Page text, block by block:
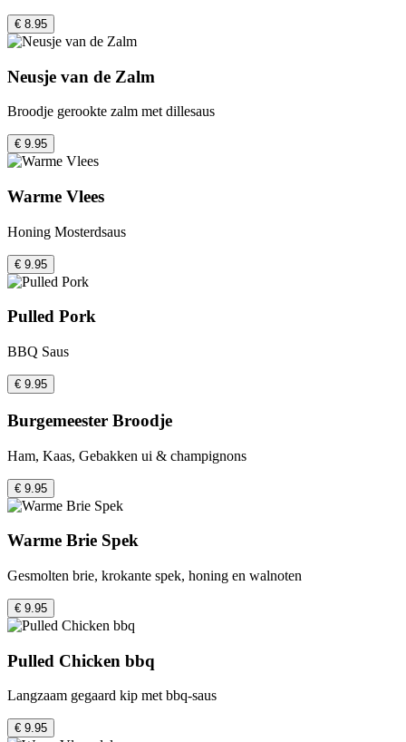
€ 8.95
Neusje van de Zalm
Broodje gerookte zalm met dillesaus
€ 9.95
Warme Vlees
Honing Mosterdsaus
€ 9.95
Pulled Pork
BBQ Saus
€ 9.95
Burgemeester Broodje
Ham, Kaas, Gebakken ui & champignons
€ 9.95
Warme Brie Spek
Gesmolten brie, krokante spek, honing en walnoten
€ 9.95
Pulled Chicken bbq
Langzaam gegaard kip met bbq-saus
€ 9.95